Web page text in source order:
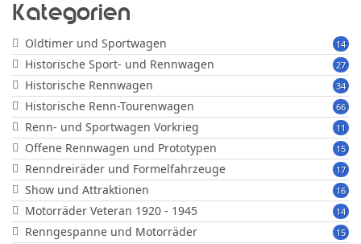
Kategorien
14
Oldtimer und Sportwagen
27
Historische Sport- und Rennwagen
34
Historische Rennwagen
66
Historische Renn-Tourenwagen
11
Renn- und Sportwagen Vorkrieg
15
Offene Rennwagen und Prototypen
17
Renndreiräder und Formelfahrzeuge
16
Show und Attraktionen
14
Motorräder Veteran 1920 - 1945
15
Renngespanne und Motorräder